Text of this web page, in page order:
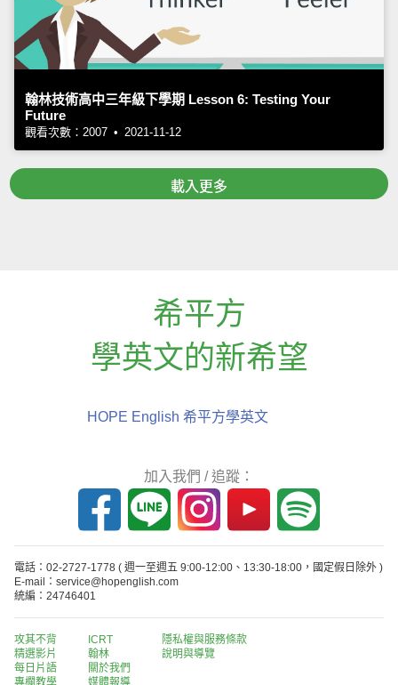
翰林技術高中三年級下學期 Lesson 6: Testing Your
Future
觀看次數：2007 • 2021-11-12
載入更多
希平方
學英文的新希望
HOPE English 希平方學英文
加入我們 / 追蹤：
電話：02-2727-1778 ( 週一至週五 9:00-12:00、13:30-18:00，國定假日除外 )
E-mail：service@hopenglish.com
統編：24746401
攻其不背
精選影片
每日片語
專欄教學
ICRT
翰林
關於我們
媒體報導
隱私權與服務條款
說明與導覽